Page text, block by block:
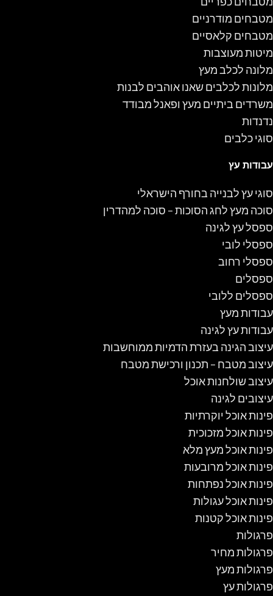
מטבחים מודרניים
מטבחים קלאסיים
מיטות מעוצבות
מלונה לכלב מעץ
מלונות לכלבים שאנו אוהבים לבנות
משרדים ביתיים מעץ ופאנל מבודד
נדנדות
סוגי כלבים
עבודות עץ
סוגי עץ לבנייה בחורף הישראלי
סוכה מעץ לחג הסוכות – סוכה למהדרין
ספסל עץ לגינה
ספסלי לובי
ספסלי רחוב
ספסלים
ספסלים ללובי
עבודות מעץ
עבודות עץ לגינה
עיצוב הגינה בעזרת הדמיות ממוחשבות
עיצוב מטבח – תכנון ורכישת מטבח
עיצוב שולחנות אוכל
עיצובים לגינה
פינות אוכל יוקרתיות
פינות אוכל מזכוכית
פינות אוכל מעץ מלא
פינות אוכל מרובעות
פינות אוכל נפתחות
פינות אוכל עגולות
פינות אוכל קטנות
פרגולות
פרגולות מחיר
פרגולות מעץ
פרגולות עץ